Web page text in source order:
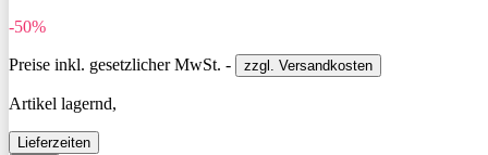
-50%
Preise inkl. gesetzlicher MwSt. - zzgl. Versandkosten
Artikel lagernd,
Lieferzeiten